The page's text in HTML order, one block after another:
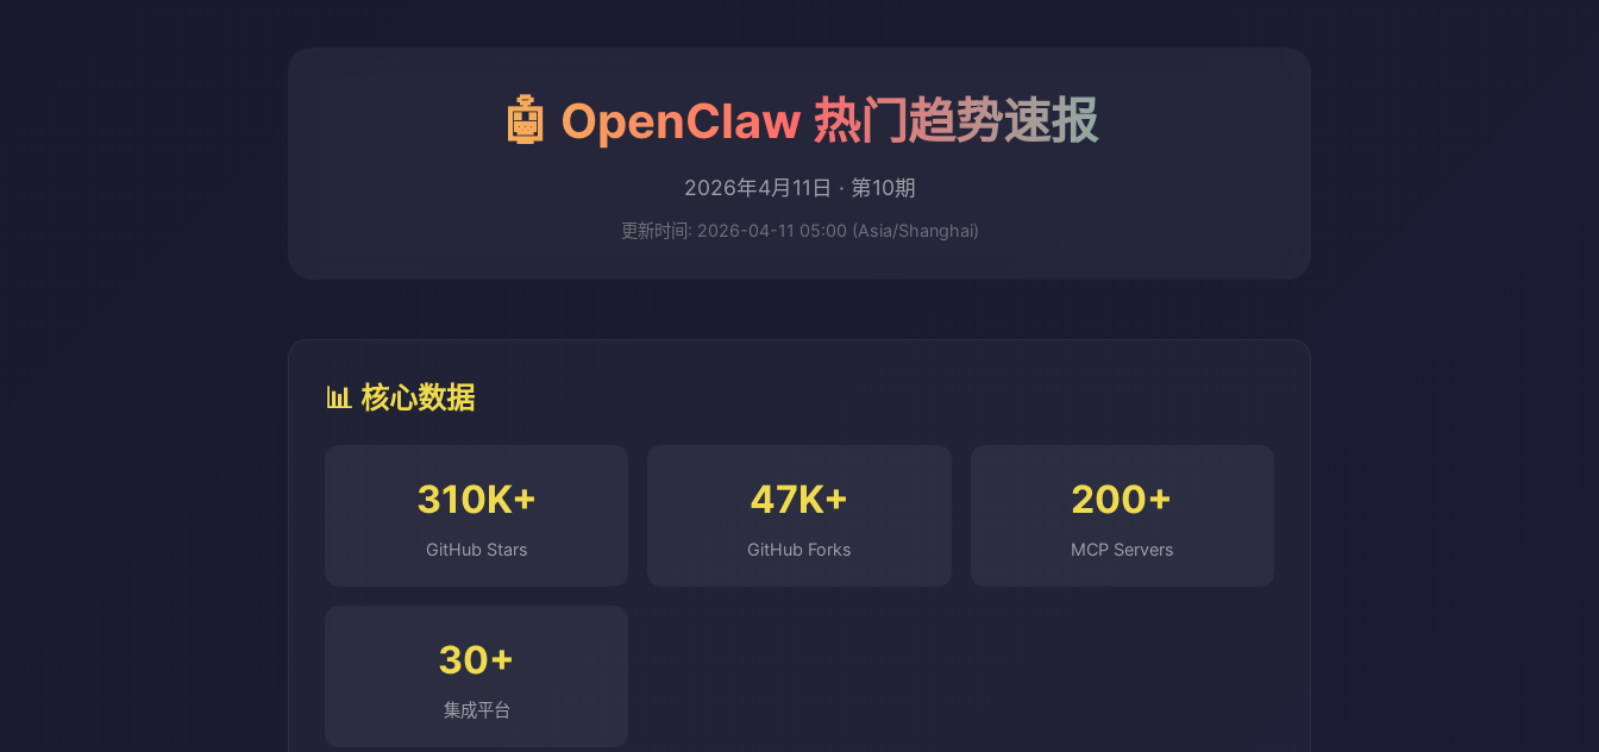
🤖 OpenClaw 热门趋势速报
2026年4月11日 · 第10期
更新时间: 2026-04-11 05:00 (Asia/Shanghai)
📊 核心数据
310K+
GitHub Stars
47K+
GitHub Forks
200+
MCP Servers
30+
集成平台